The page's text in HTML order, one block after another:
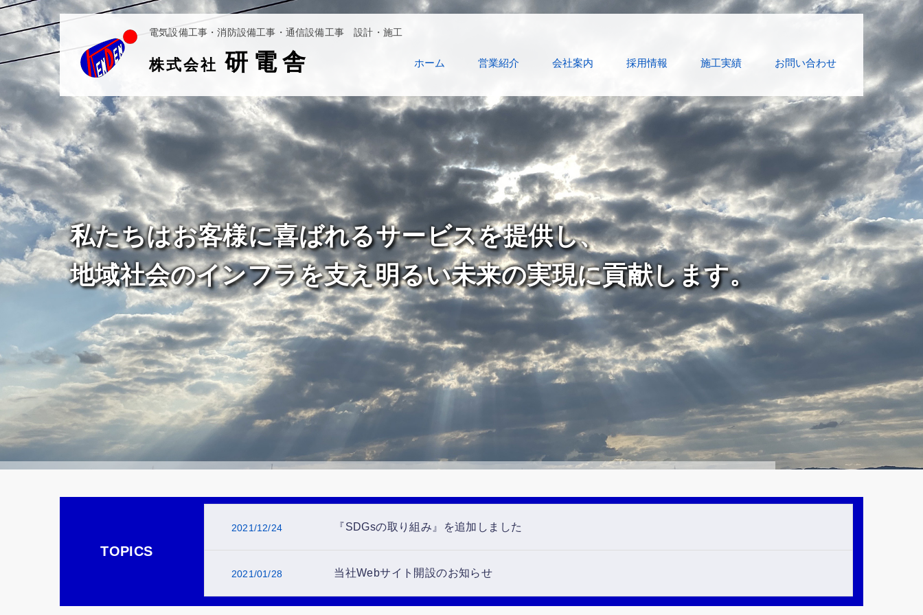
株式会社 研電舎
電気設備工事・消防設備工事・通信設備工事 設計・施工
ホーム 営業紹介 会社案内 採用情報 施工実績 お問い合わせ
私たちはお客様に喜ばれるサービスを提供し、
地域社会のインフラを支え明るい未来の実現に貢献します。
TOPICS
2021/12/24 『SDGsの取り組み』を追加しました
2021/01/28 当社Webサイト開設のお知らせ